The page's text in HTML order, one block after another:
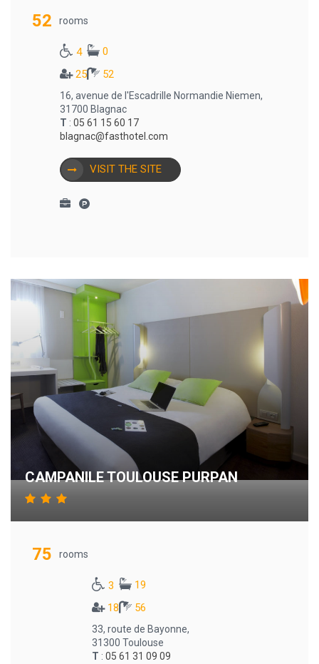
52 rooms
4
0
25
52
16, avenue de l'Escadrille Normandie Niemen,
31700 Blagnac
T : 05 61 15 60 17
blagnac@fasthotel.com
VISIT THE SITE
CAMPANILE TOULOUSE PURPAN
75 rooms
3
19
18
56
33, route de Bayonne,
31300 Toulouse
T : 05 61 31 09 09